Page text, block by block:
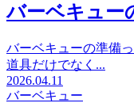
バーベキュー
バーベキューの準備
道具だけでなく...
2026.04.11
バーベキュー